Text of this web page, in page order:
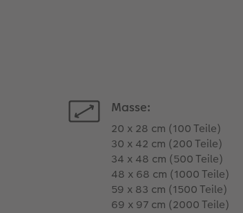
Masse:
20 x 28 cm (100 Teile)
30 x 42 cm (200 Teile)
34 x 48 cm (500 Teile)
48 x 68 cm (1000 Teile)
59 x 83 cm (1500 Teile)
69 x 97 cm (2000 Teile)